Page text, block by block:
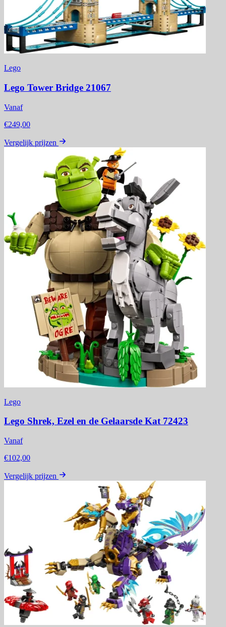
Lego
Lego Tower Bridge 21067
Vanaf
€249,00
Vergelijk prijzen
Lego
Lego Shrek, Ezel en de Gelaarsde Kat 72423
Vanaf
€102,00
Vergelijk prijzen